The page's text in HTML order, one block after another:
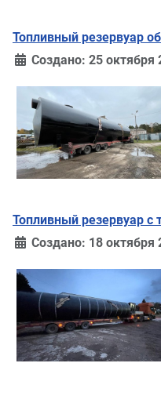
Топливный резервуар
Создано: 25 октября
Топливный резервуар с
Создано: 18 октября